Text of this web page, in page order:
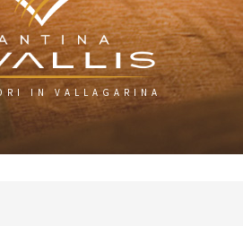
IN VALLAGARINA